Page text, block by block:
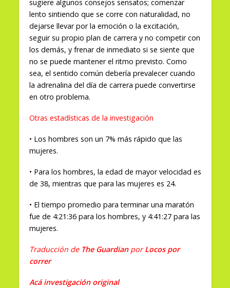
sugiere algunos consejos sensatos; comenzar
lento sintiendo que se corre con naturalidad, no
dejarse llevar por la emoción o la excitación,
seguir su propio plan de carrera y no competir con
los demás, y frenar de inmediato si se siente que
no se puede mantener el ritmo previsto. Como
sea, el sentido común debería prevalecer cuando
la adrenalina del día de carrera puede convertirse
en otro problema.
Otras estadísticas de la investigación
• Los hombres son un 7% más rápido que las
mujeres.
• Para los hombres, la edad de mayor velocidad es
de 38, mientras que para las mujeres es 24.
• El tiempo promedio para terminar una maratón
fue de 4:21:36 para los hombres, y 4:41:27 para las
mujeres.
Traducción de The GuardianporLocos por
correr
Acá investigación original